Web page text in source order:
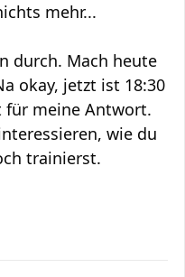
mehr...
durch. Mach heute
okay, jetzt ist 18:30
für meine Antwort.
wie du
trainierst.